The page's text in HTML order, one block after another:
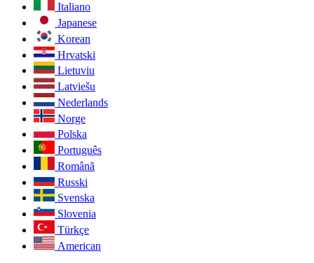
Italiano
Japanese
Korean
Hrvatski
Lietuviu
Latviešu
Nederlands
Norge
Polska
Português
Românã
Russki
Svenska
Slovenia
Türkçe
American